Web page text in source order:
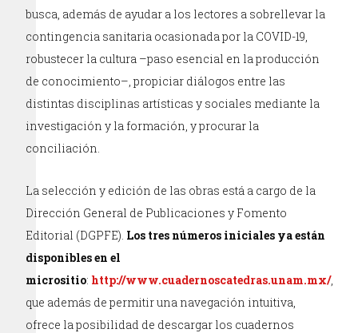
busca, además de ayudar a los lectores a sobrellevar la
contingencia sanitaria ocasionada por la COVID-19,
robustecer la cultura –paso esencial en la producción
de conocimiento–, propiciar diálogos entre las
distintas disciplinas artísticas y sociales mediante la
investigación y la formación, y procurar la
conciliación.
La selección y edición de las obras está a cargo de la
Dirección General de Publicaciones y Fomento
Editorial (DGPFE). Los tres números iniciales ya están
disponibles en el
micrositio:http://www.cuadernoscatedras.unam.mx/,
que además de permitir una navegación intuitiva,
ofrece la posibilidad de descargar los cuadernos